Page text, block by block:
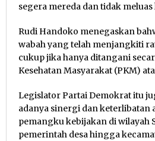
segera mereda dan tidak
Rudi Handoko menegaskan
wabah yang telah menjangkiti
cukup jika hanya ditangani
Kesehatan Masyarakat (PKM)
Legislator Partai Demokrat itu
adanya sinergi dan keterlibatan
pemangku kebijakan di wilayah
pemerintah desa hingga